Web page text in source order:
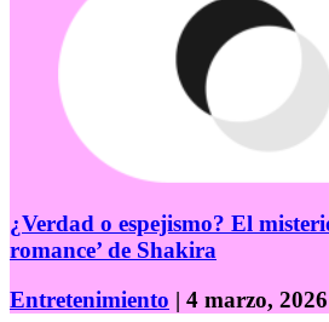
¿Verdad o espejismo? El
romance’ de Shakira
Entretenimiento | 4 marzo, 2026